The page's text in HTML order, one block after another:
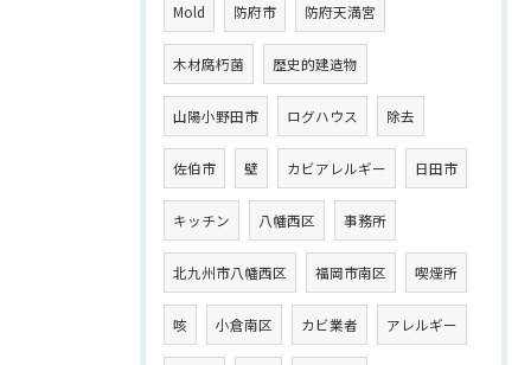
Mold 防府市 防府天満宮
木材腐朽菌 歴史的建造物
山陽小野田市 ログハウス 除去
佐伯市 壁 カビアレルギー 日田市
キッチン 八幡西区 事務所
北九州市八幡西区 福岡市南区 喫煙所
咳 小倉南区 カビ業者 アレルギー